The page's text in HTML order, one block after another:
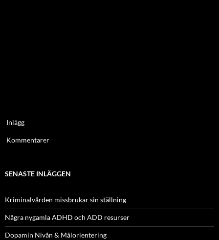
Inlägg
Kommentarer
SENASTE INLÄGGEN
Kriminalvården missbrukar sin ställning
Några nygamla ADHD och ADD resurser
Dopamin Nivån & Målorientering